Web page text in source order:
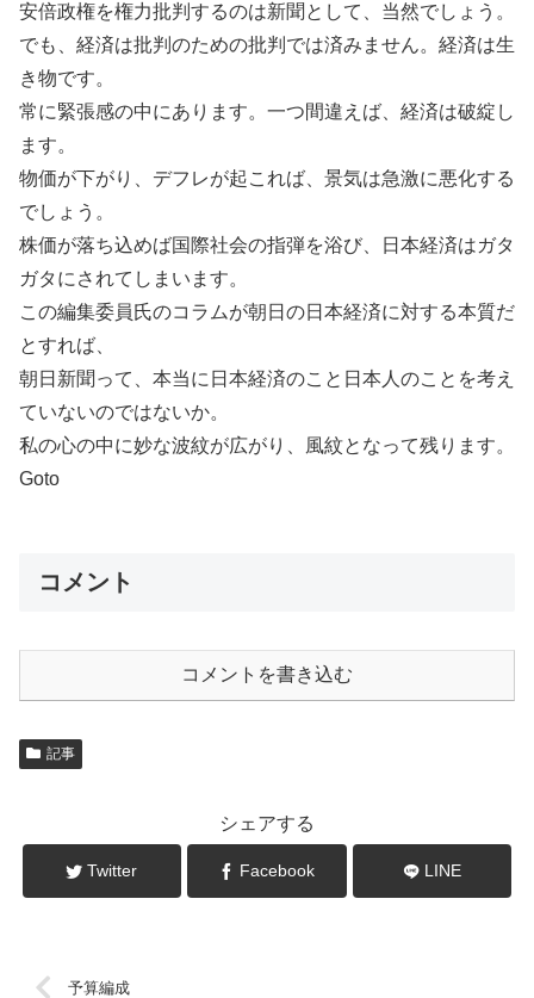
安倍政権を権力批判するのは新聞として、当然でしょう。
でも、経済は批判のための批判では済みません。経済は生
き物です。
常に緊張感の中にあります。一つ間違えば、経済は破綻し
ます。
物価が下がり、デフレが起これば、景気は急激に悪化する
でしょう。
株価が落ち込めば国際社会の指弾を浴び、日本経済はガタ
ガタにされてしまいます。
この編集委員氏のコラムが朝日の日本経済に対する本質だ
とすれば、
朝日新聞って、本当に日本経済のこと日本人のことを考え
ていないのではないか。
私の心の中に妙な波紋が広がり、風紋となって残ります。
Goto
コメント
コメントを書き込む
記事
シェアする
Twitter Facebook LINE
予算編成